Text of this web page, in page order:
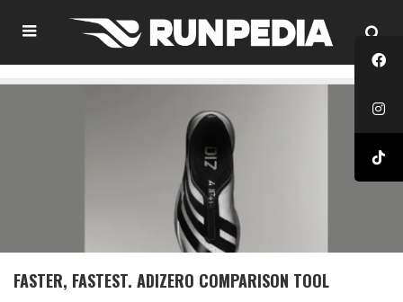
FASTER, FASTEST. ADIZERO COMPARISON TOOL